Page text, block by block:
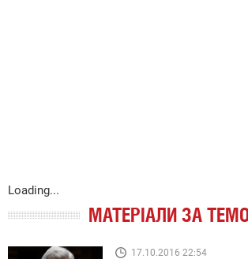
Loading...
МАТЕРІАЛИ ЗА
17.10.2016 22:54